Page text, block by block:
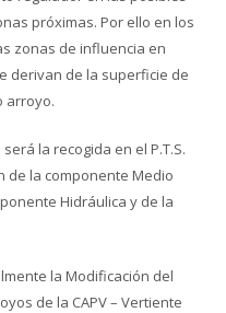
próximas. Por ello en los
zonas de influencia en
derivan de la superficie de
arroyo.
la recogida en el P.T.S.
la componente Medio
Hidráulica y de la
la Modificación del
de la CAPV – Vertiente